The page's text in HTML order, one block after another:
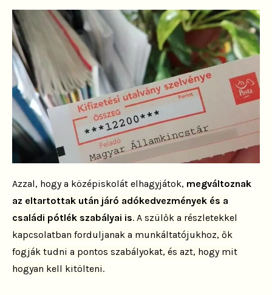
Azzal, hogy a középiskolát elhagyjátok, megváltoznak
az eltartottak után járó adókedvezmények és a
családi pótlék szabályai is. A szülők a részletekkel
kapcsolatban forduljanak a munkáltatójukhoz, ők
fogják tudni a pontos szabályokat, és azt, hogy mit
hogyan kell kitölteni.